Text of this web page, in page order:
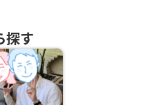
探す